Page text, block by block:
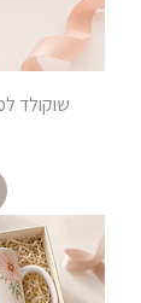
שוקולד